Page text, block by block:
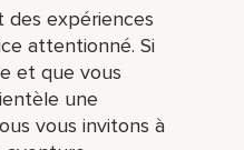
des expériences
attentionné. Si
et que vous
une
vous invitons à